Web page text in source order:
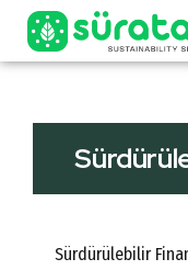
Sürdürülebilir